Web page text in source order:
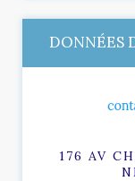
DONNÉES
176 AV